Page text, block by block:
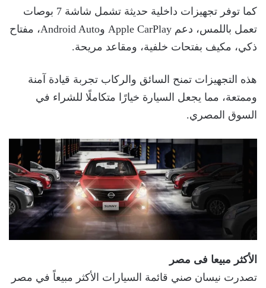
كما توفر تجهيزات داخلية حديثة تشمل شاشة 7 بوصات
تعمل باللمس، دعم Apple CarPlay وAndroid Auto، مفتاح
ذكي، مكيف بفتحات خلفية، ومقاعد مريحة.
هذه التجهيزات تمنح السائق والركاب تجربة قيادة آمنة
وممتعة، مما يجعل السيارة خيارًا متكاملًا للشراء في
السوق المصري.
الأكثر مبيعا فى مصر
تصدرت نيسان صني قائمة السيارات الأكثر مبيعاً في مصر